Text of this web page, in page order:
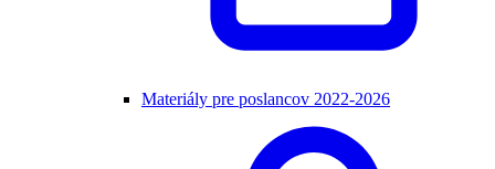
Materiály pre poslancov 2022-2026